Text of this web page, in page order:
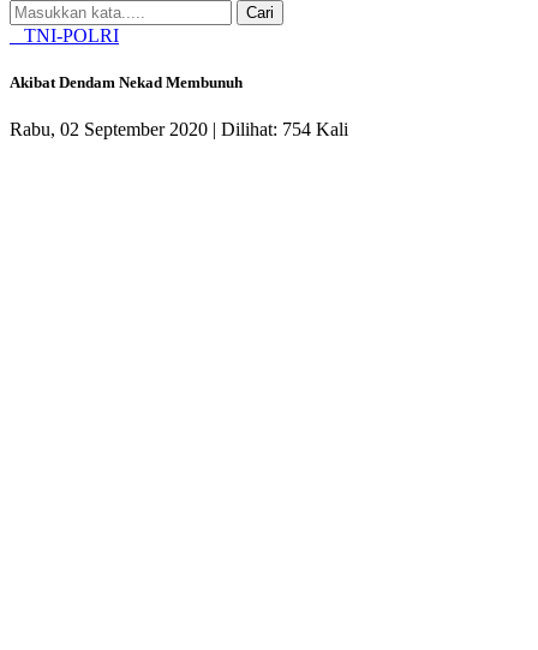
Cari
TNI-POLRI
Akibat Dendam Nekad Membunuh
Rabu, 02 September 2020 | Dilihat: 754 Kali